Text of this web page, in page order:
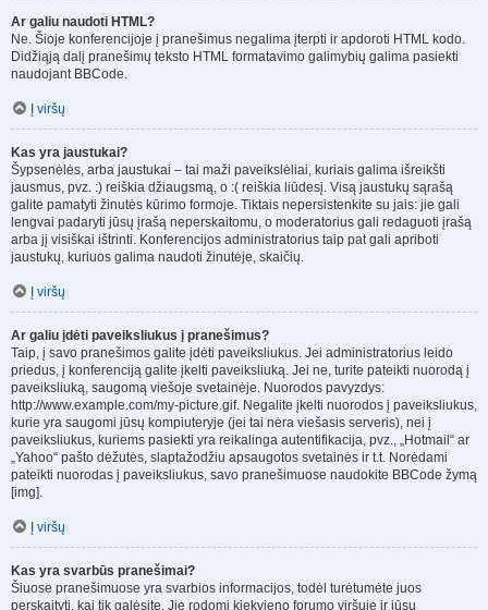
Ar galiu naudoti HTML?
Ne. Šioje konferencijoje į pranešimus negalima įterpti ir apdoroti HTML kodo.
Didžiąją dalį pranešimų teksto HTML formatavimo galimybių galima pasiekti
naudojant BBCode.
Į viršų
Kas yra jaustukai?
Šypsenėlės, arba jaustukai – tai maži paveikslėliai, kuriais galima išreikšti
jausmus, pvz. :) reiškia džiaugsmą, o :( reiškia liūdesį. Visą jaustukų sąrašą
galite pamatyti žinutės kūrimo formoje. Tiktais nepersistenkite su jais: jie gali
lengvai padaryti jūsų įrašą neperskaitomu, o moderatorius gali redaguoti įrašą
arba jį visiškai ištrinti. Konferencijos administratorius taip pat gali apriboti
jaustukų, kuriuos galima naudoti žinutėje, skaičių.
Į viršų
Ar galiu įdėti paveiksliukus į pranešimus?
Taip, į savo pranešimos galite įdėti paveiksliukus. Jei administratorius leido
priedus, į konferenciją galite įkelti paveiksliuką. Jei ne, turite pateikti nuorodą į
paveiksliuką, saugomą viešoje svetainėje. Nuorodos pavyzdys:
http://www.example.com/my-picture.gif. Negalite įkelti nuorodos į paveiksliukus,
kurie yra saugomi jūsų kompiuteryje (jei tai nėra viešasis serveris), nei į
paveiksliukus, kuriems pasiekti yra reikalinga autentifikacija, pvz., „Hotmail“ ar
„Yahoo“ pašto dėžutės, slaptažodžiu apsaugotos svetainės ir t.t. Norėdami
pateikti nuorodas į paveiksliukus, ​​savo pranešimuose naudokite BBCode žymą
[img].
Į viršų
Kas yra svarbūs pranešimai?
Šiuose pranešimuose yra svarbios informacijos, todėl turėtumėte juos
perskaityti, kai tik galėsite. Jie rodomi kiekvieno forumo viršuje ir jūsų